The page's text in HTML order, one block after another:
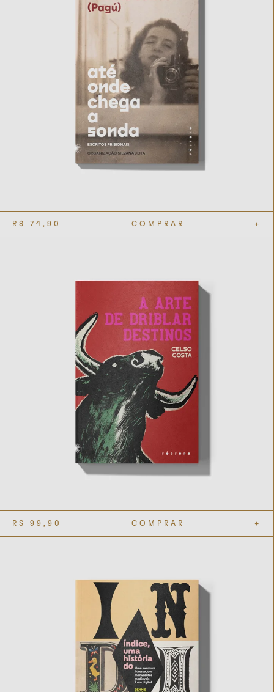
R$ 74,90 COMPRAR +
R$ 99,90 COMPRAR +